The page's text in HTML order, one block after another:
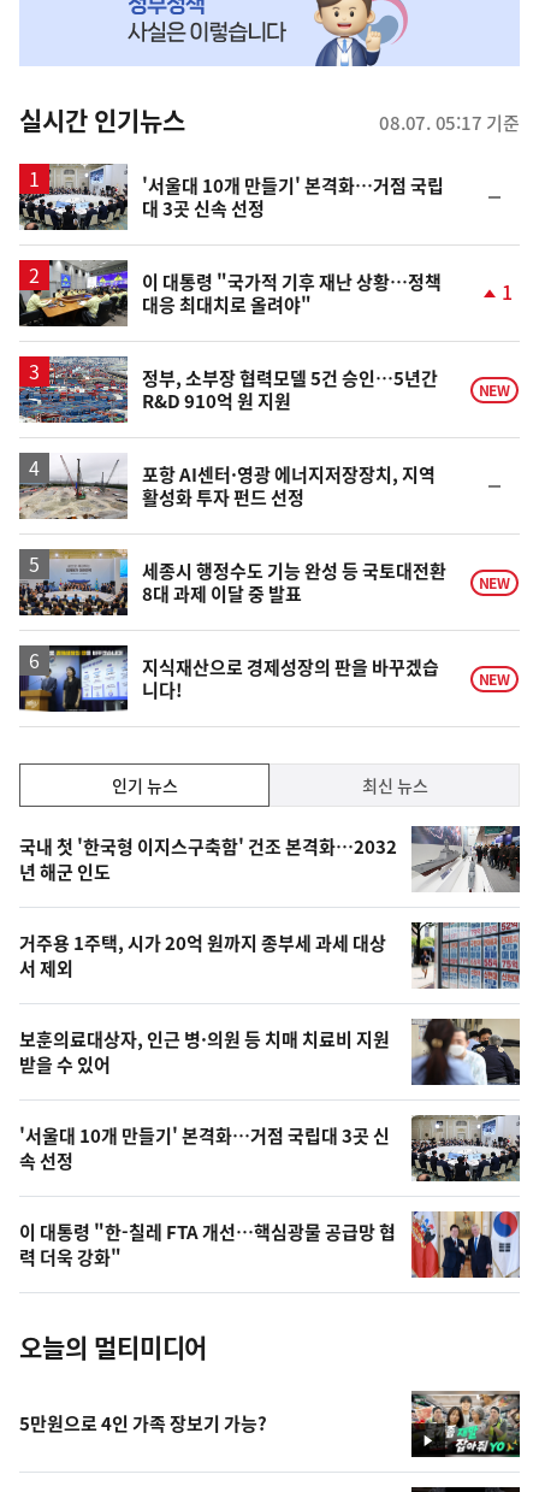
뉴
스
실시간 인기뉴스 08.07. 05:17 기준
'서울대 10개 만들기' 본격화…거점 국립
대 3곳 신속 선정
일
이 대통령 "국가적 기후 재난 상황…정책
대응 최대치로 올려야"
계
승
1
정부, 소부장 협력모델 5건 승인…5년간
R&D 910억 원 지원
NEW
포항 AI센터·영광 에너지저장장치, 지역
활성화 투자 펀드 선정
일
세종시 행정수도 기능 완성 등 국토대전환
8대 과제 이달 중 발표
NEW
지식재산으로 경제성장의 판을 바꾸겠습
니다!
NEW
기,
최
신,
오
늘
의
영
상
오
늘
의
사
진
인기 뉴스 최신 뉴스
기
뉴
스
국내 첫 '한국형 이지스구축함' 건조 본격화…2032
년 해군 인도
거주용 1주택, 시가 20억 원까지 종부세 과세 대상
서 제외
보훈의료대상자, 인근 병·의원 등 치매 치료비 지원
받을 수 있어
'서울대 10개 만들기' 본격화…거점 국립대 3곳 신
속 선정
이 대통령 "한-칠레 FTA 개선…핵심광물 공급망 협
력 더욱 강화"
오늘의 멀티미디어
영
상
5만원으로 4인 가족 장보기 가능?